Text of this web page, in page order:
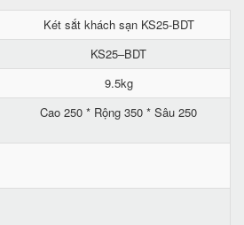
Két sắt khách sạn KS25-BDT
KS25–BDT
9.5kg
Cao 250 * Rộng 350 * Sâu 250